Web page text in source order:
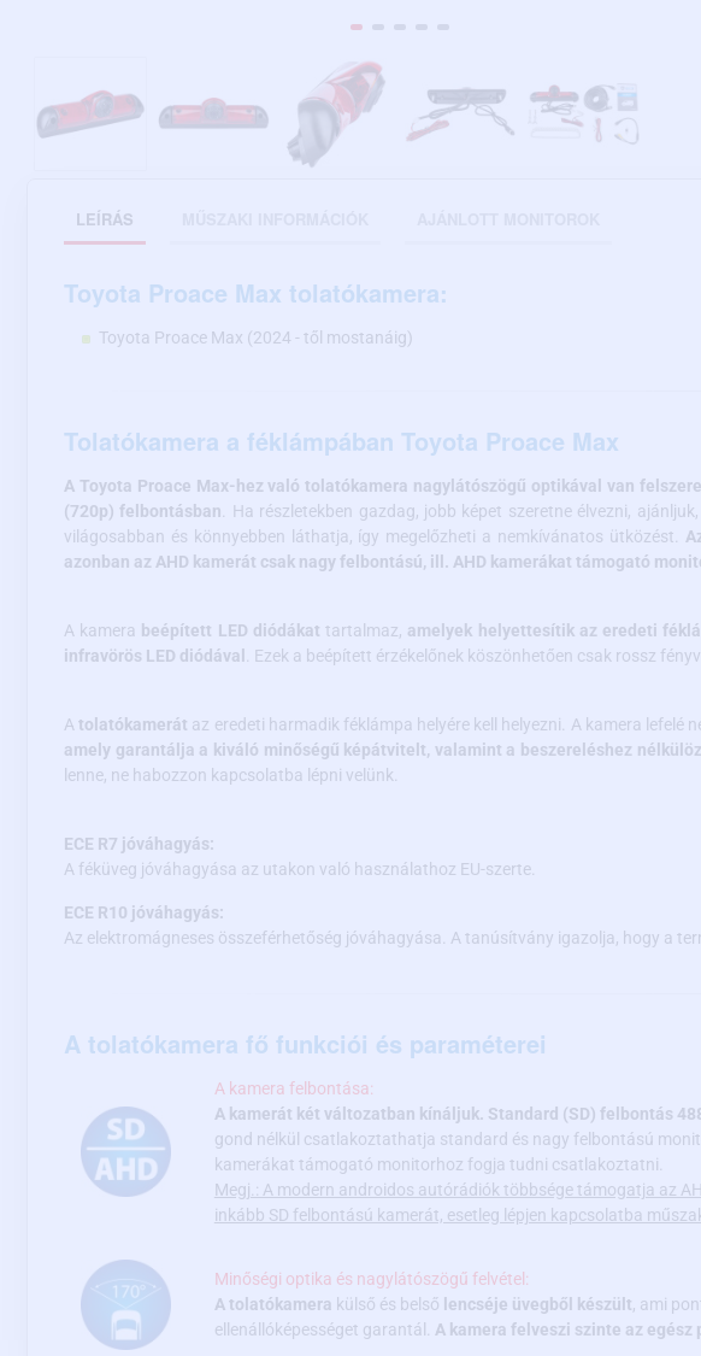
LEÍRÁS
Toyota Proace Max tolatókamera:
Toyota Proace Max (2024 - től mostanáig)
Tolatókamera a féklámpában Toyota Proace Max
A Toyota Proace Max-hez való tolatókamera nagylátószögű optikával van
(720p) felbontásban . Ha részletekben gazdag, jobb képet szeretne élvezni,
világosabban és könnyebben láthatja, így megelőzheti a nemkívánatos ütközést.
azonban az AHD kamerát csak nagy felbontású, ill. AHD kamerákat támogató
A kamera beépített LED diódákat tartalmaz, amelyek helyettesítik az eredeti
infravörös LED diódával
. Ezek a beépített érzékelőnek köszönhetően csak rossz
Atolatókamerát az eredeti harmadik féklámpa helyére kell helyezni. A kamera lefelé
amely garantálja a kiváló minőségű képátvitelt, valamint a beszereléshez
lenne, ne habozzon kapcsolatba lépni velünk.
ECE R7 jóváhagyás:
A féküveg jóváhagyása az utakon való használathoz EU-szerte.
ECE R10 jóváhagyás:
Az elektromágneses összeférhetőség jóváhagyása. A tanúsítvány igazolja, hogy a
A tolatókamera fő funkciói és paraméterei
A kamera felbontása:
A kamerát két változatban kínáljuk. Standard (SD) felbontás
gond nélkül csatlakoztathatja standard és nagy felbontású
kamerákat támogató monitorhoz fogja tudni csatlakoztatni.
Megj.: A modern androidos autórádiók többsége támogatja az
inkább SD felbontású kamerát, esetleg lépjen kapcsolatba
Minőségi optika és nagylátószögű felvétel:
A tolatókamera külső és belső lencséje üvegből készült, ami
ellenállóképességet garantál. A kamera felveszi szinte az